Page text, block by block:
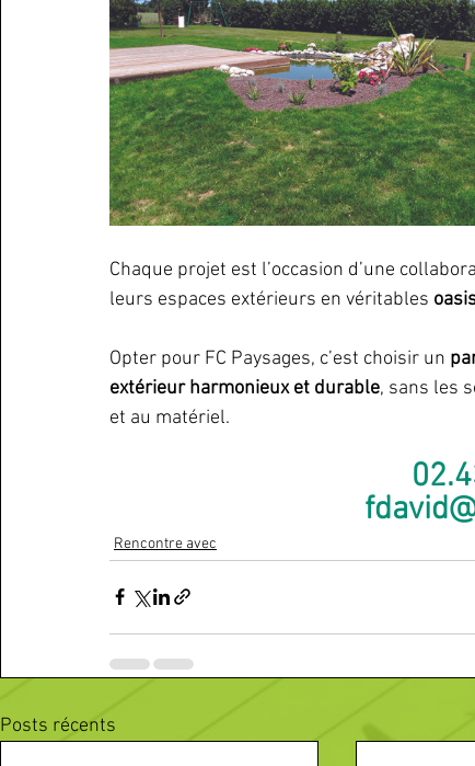
Chaque projet est l’occasion d’une
leurs espaces extérieurs en véritables
Opter pour FC Paysages, c’est choisir un
extérieur harmonieux et durable, sans les
et au matériel.
Rencontre avec
Posts récents